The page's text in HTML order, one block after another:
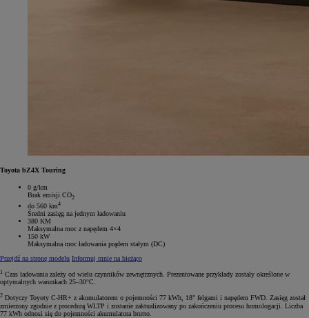
Toyota bZ4X Touring
0 g/km
Brak emisji CO2
do 560 km4
Średni zasięg na jednym ładowaniu
380 KM
Maksymalna moc z napędem 4×4
150 kW
Maksymalna moc ładowania prądem stałym (DC)
Przejdź na stronę modelu Informuj mnie na bieżąco
1 Czas ładowania zależy od wielu czynników zewnętrznych. Prezentowane przykłady zostały określone w
optymalnych warunkach 25–30°C.
2 Dotyczy Toyoty C-HR+ z akumulatorem o pojemności 77 kWh, 18" felgami i napędem FWD. Zasięg został
zmierzony zgodnie z procedurą WLTP i zostanie zaktualizowany po zakończeniu procesu homologacji. Liczba
77 kWh odnosi się do pojemności akumulatora brutto.